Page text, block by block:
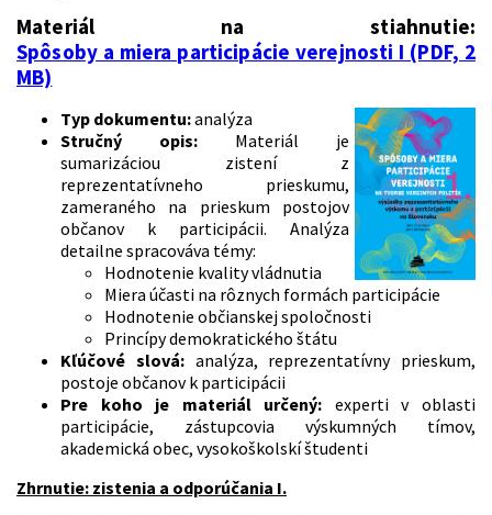
Materiál na stiahnutie:
Spôsoby a miera participácie verejnosti I (PDF, 2
MB)
Typ dokumentu:analýza
Stručný opis: Materiál je
sumarizáciou zistení z
reprezentatívneho prieskumu,
zameraného na prieskum postojov
občanov k participácii. Analýza
detailne spracováva témy:
Hodnotenie kvality vládnutia
Miera účasti na rôznych formách participácie
Hodnotenie občianskej spoločnosti
Princípy demokratického štátu
Kľúčové slová:analýza, reprezentatívny prieskum,
postoje občanov k participácii
Pre koho je materiál určený: experti v oblasti
participácie, zástupcovia výskumných tímov,
akademická obec, vysokoškolskí študenti
Zhrnutie: zistenia a odporúčania I.